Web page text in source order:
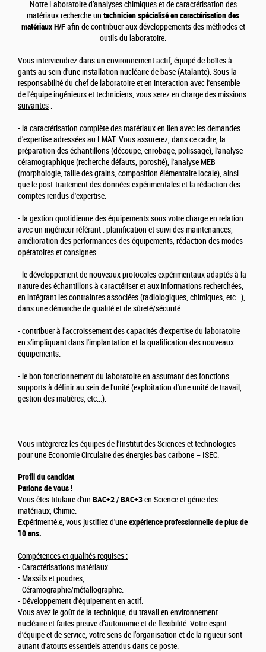
Notre Laboratoire d’analyses chimiques et de caractérisation des
matériaux recherche un technicien spécialisé en caractérisation des
matériaux H/Fafin de contribuer aux développements des méthodes et
outils du laboratoire.
Vous interviendrez dans un environnement actif, équipé de boîtes à
gants au sein d’une installation nucléaire de base (Atalante). Sous la
responsabilité du chef de laboratoire et en interaction avec l'ensemble
de l'équipe ingénieurs et techniciens, vous serez en charge desmissions
suivantes :
- la caractérisation complète des matériaux en lien avec les demandes
d'expertise adressées au LMAT. Vous assurerez, dans ce cadre, la
préparation des échantillons (découpe, enrobage, polissage), l'analyse
céramographique (recherche défauts, porosité), l'analyse MEB
(morphologie, taille des grains, composition élémentaire locale), ainsi
que le post-traitement des données expérimentales et la rédaction des
comptes rendus d'expertise.
- la gestion quotidienne des équipements sous votre charge en relation
avec un ingénieur référant : planification et suivi des maintenances,
amélioration des performances des équipements, rédaction des modes
opératoires et consignes.
- le développement de nouveaux protocoles expérimentaux adaptés à la
nature des échantillons à caractériser et aux informations recherchées,
en intégrant les contraintes associées (radiologiques, chimiques, etc...),
dans une démarche de qualité et de sûreté/sécurité.
- contribuer à l’accroissement des capacités d'expertise du laboratoire
en s’impliquant dans l'implantation et la qualification des nouveaux
équipements.
- le bon fonctionnement du laboratoire en assumant des fonctions
supports à définir au sein de l’unité (exploitation d'une unité de travail,
gestion des matières, etc...).
Vous intègrerez les équipes de l’Institut des Sciences et technologies
pour une Economie Circulaire des énergies bas carbone – ISEC.
Profil du candidat
Parlons de vous !
Vous êtes titulaire d'un BAC+2 / BAC+3en Science et génie des
matériaux, Chimie.
Expérimenté.e, vous justifiez d'uneexpérience professionnelle de plus de
10 ans.
Compétences et qualités requises :
- Caractérisations matériaux
- Massifs et poudres,
- Céramographie/métallographie.
- Développement d'équipement en actif.
Vous avez le goût de la technique, du travail en environnement
nucléaire et faites preuve d’autonomie et de flexibilité. Votre esprit
d'équipe et de service, votre sens de l’organisation et de la rigueur sont
autant d’atouts essentiels attendus dans ce poste.